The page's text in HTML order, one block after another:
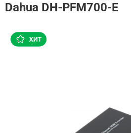
Dahua DH-PFM700-E